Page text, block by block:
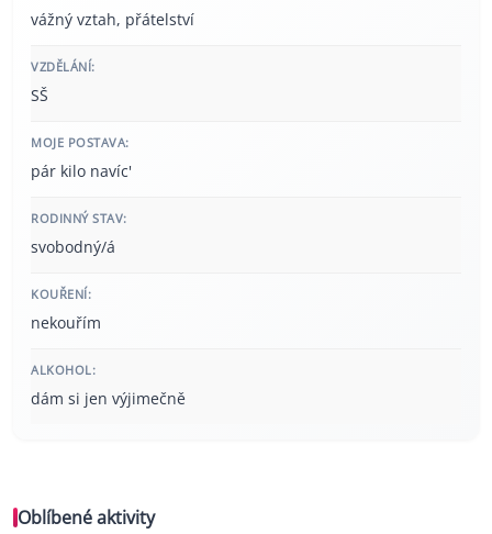
vážný vztah, přátelství
VZDĚLÁNÍ:
SŠ
MOJE POSTAVA:
pár kilo navíc'
RODINNÝ STAV:
svobodný/á
KOUŘENÍ:
nekouřím
ALKOHOL:
dám si jen výjimečně
Oblíbené aktivity